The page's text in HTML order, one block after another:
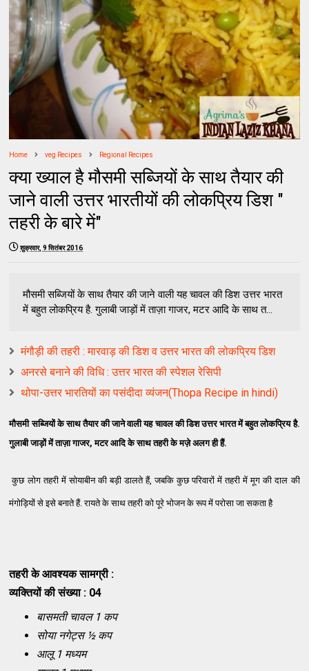
Home veg Recipes Regional Recipes
क्या ख्याल है मौसमी सब्जियों के साथ तैयार की
जाने वाली उत्तर भारतीयों की लोकप्रिय डिश "
तहरी के बारे में"
शुक्रवार, 9 सितंबर 2016
मौसमी सब्जियों के साथ तैयार की जाने वाली यह चावल की डिश उत्तर भारत
में बहुत लोकप्रिय है. गुलाबी जाड़ों में ताज़ा गाजर, मटर आदि के साथ त...
मंगौड़ी की तहरी : मारवाड़ की डिश व उत्तर भारत की लोकप्रिय डिश
अनरसे बनाने की विधि : उत्तर भारत की स्पेशल रेसिपी
थोपा-उत्तर भारतियों का पसंदीदा व्यंजन(Thopa Recipe in hindi)
मौसमी सब्जियों के साथ तैयार की जाने वाली यह चावल की डिश उत्तर भारत में बहुत लोकप्रिय है.
गुलाबी जाड़ों में ताज़ा गाजर, मटर आदि के साथ तहरी के मज़े अलग ही हैं.
कुछ लोग तहरी में सोयाबीन की बड़ी डालते हैं, जबकि कुछ परिवारों में तहरी में मूग की दाल की
मंगोड़ियों से इसे बनाते हैं. रायते के साथ तहरी को पूरे भोजन के रूप में परोसा जा सकता है
तहरी के आवश्यक सामग्री :
व्यक्तियों की संख्या : 04
बासमती चावल 1 कप
सोया नगेट्स ½ कप
आलू 1 मध्यम